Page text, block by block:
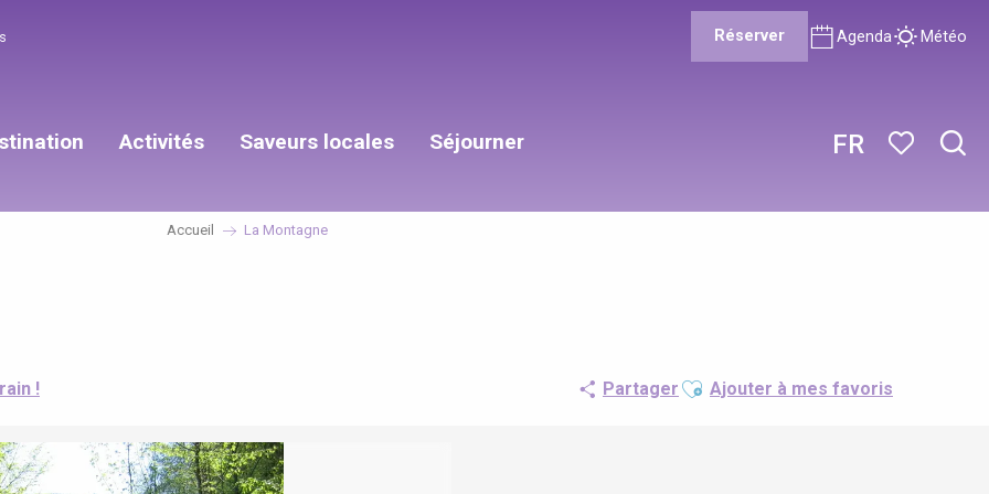
FR
Réserver Agenda Météo
Activités Saveurs locales Séjourner
Accueil La Montagne
! Partager Ajouter aux favoris
Ajouter à mes favoris